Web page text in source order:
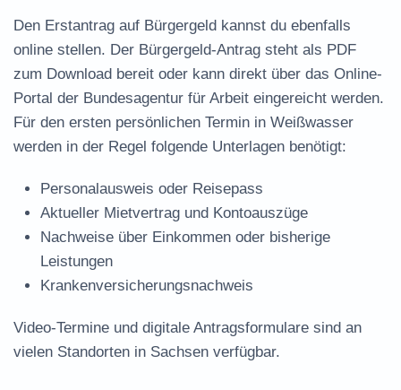
Den Erstantrag auf Bürgergeld kannst du ebenfalls
online stellen. Der Bürgergeld-Antrag steht als PDF
zum Download bereit oder kann direkt über das Online-
Portal der Bundesagentur für Arbeit eingereicht werden.
Für den ersten persönlichen Termin in Weißwasser
werden in der Regel folgende Unterlagen benötigt:
Personalausweis oder Reisepass
Aktueller Mietvertrag und Kontoauszüge
Nachweise über Einkommen oder bisherige
Leistungen
Krankenversicherungsnachweis
Video-Termine und digitale Antragsformulare sind an
vielen Standorten in Sachsen verfügbar.